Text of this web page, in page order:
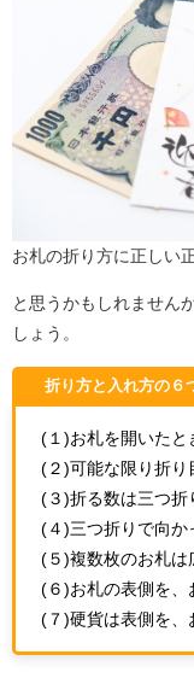
お札の折り方に正しい
と思うかもしれません
しょう。
折り方と入れ方の６
(１)お札を開いたと
(２)可能な限り折り
(３)折る数は三つ折
(４)三つ折りで向
(５)複数枚のお札は
(６)お札の表側を、
(７)硬貨は表側を、